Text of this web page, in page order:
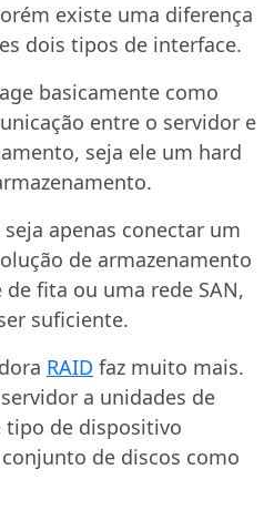
existe uma diferença
dois tipos de interface.
basicamente como
entre o servidor e
seja ele um hard
apenas conectar um
de armazenamento
fita ou uma rede SAN,
suficiente.
RAID faz muito mais.
a unidades de
tipo de dispositivo
de discos como